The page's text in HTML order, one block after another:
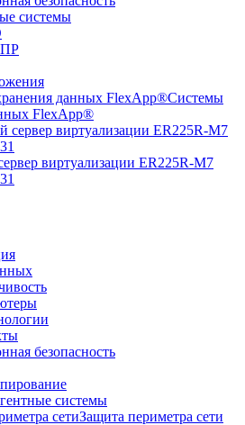
системы
Системы
FlexApp®
виртуализации ER225R-M7
безопасность
системы
Защита периметра сети